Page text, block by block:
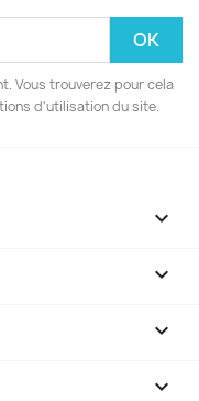
Vous trouverez pour cela
d'utilisation du site.



keyboard_arrow_down